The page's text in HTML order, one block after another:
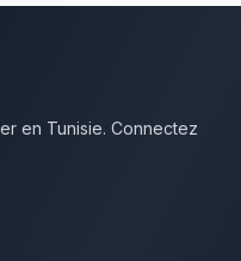
en Tunisie. Connectez